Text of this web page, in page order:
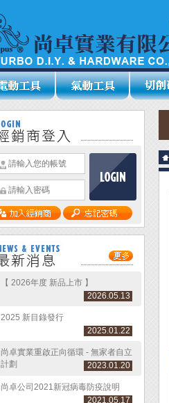
【 2026年度 新品上市 】
2026.05.13
2025 新目錄發行
2025.01.22
尚卓實業重啟正向循環 - 無家者自立
計劃
2023.01.20
尚卓公司2021新冠病毒防疫說明
2021.05.17